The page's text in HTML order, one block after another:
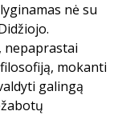
nė su
nepaprastai
mokanti
galingą